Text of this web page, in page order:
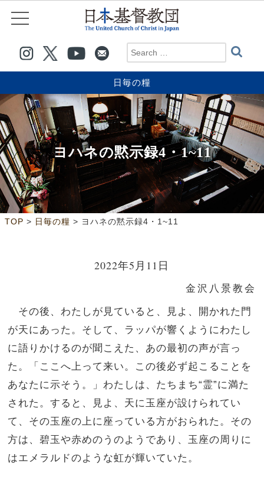
日毎の糧
ヨハネの黙示録4・1~11
TOP > 日毎の糧 > ヨハネの黙示録4・1~11
2022年5月11日
金沢八景教会
その後、わたしが見ていると、見よ、開かれた門
が天にあった。そして、ラッパが響くようにわたし
に語りかけるのが聞こえた、あの最初の声が言っ
た。「ここへ上って来い。この後必ず起こることを
あなたに示そう。」わたしは、たちまち“霊”に満た
された。すると、見よ、天に玉座が設けられてい
て、その玉座の上に座っている方がおられた。その
方は、碧玉や赤めのうのようであり、玉座の周りに
はエメラルドのような虹が輝いていた。